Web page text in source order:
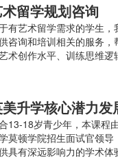
留学规划咨询
有艺术留学需求的学生，
咨询和培训相关的服务，
术创作水平、训练思维逻
升学核心潜力发
13-18岁青少年，本课程
莫顿学院招生面试官领导
具有深远影响力的学术体